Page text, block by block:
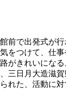
前で出発式が
気をつけて、仕
がきれいにな
三日月大造滋
れた、活動に